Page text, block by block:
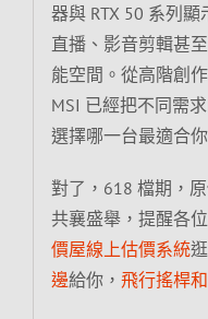
器與 RTX 50 系列
直播、影音剪輯甚
能空間。從高階創
MSI 已經把不同需
選擇哪一台最適合你
對了，618 檔期，
共襄盛舉，提醒各
價屋線上估價系統
邊給你， 飛行搖桿